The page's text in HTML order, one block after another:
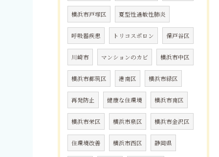
横浜市戸塚区 夏型性過敏性肺炎
呼吸器疾患 トリコスポロン 保戸谷区
川崎市 マンションのカビ 横浜市中区
横浜市都筑区 港南区 横浜市緑区
再発防止 健康な住環境 横浜市南区
横浜市栄区 横浜市泉区 横浜市金沢区
住環境改善 横浜市西区 静岡県